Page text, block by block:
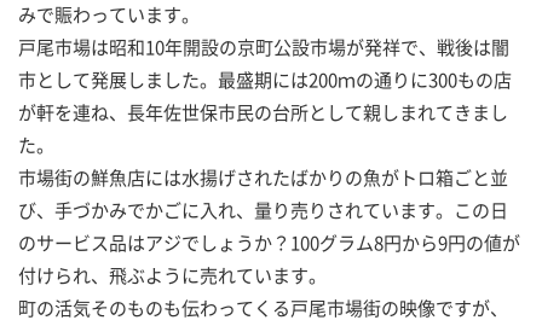
みで賑わっています。
戸尾市場は昭和10年開設の京町公設市場が発祥で、戦後は闇
市として発展しました。最盛期には200ｍの通りに300もの店
が軒を連ね、長年佐世保市民の台所として親しまれてきまし
た。
市場街の鮮魚店には水揚げされたばかりの魚がトロ箱ごと並
び、手づかみでかごに入れ、量り売りされています。この日
のサービス品はアジでしょうか？100グラム8円から9円の値が
付けられ、飛ぶように売れています。
町の活気そのものも伝わってくる戸尾市場街の映像ですが、